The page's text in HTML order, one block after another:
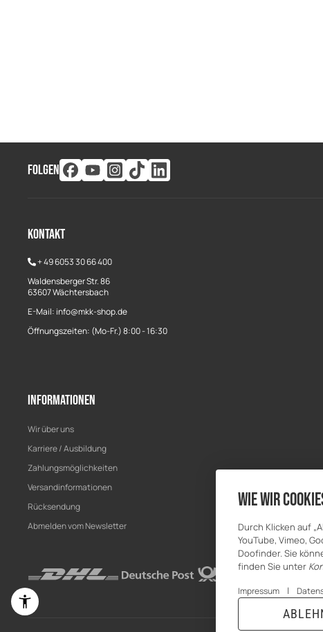
FOLGEN
Kontakt
+49 6053 30 66 400
Waldensberger Str. 86
63607 Wächtersbach
E-Mail: info@mkk-shop.de
Öffnungszeiten: (Mo-Fr.) 8:00 - 16:30
Informationen
Wir über uns
Karriere / Ausbildung
Zahlungsmöglichkeiten
Versandinformationen
Rücksendung
Abmelden vom Newsletter
Wie wir
Durch Klicken auf
YouTube, Vimeo,
Doofinder. Sie
finden Sie unter
Impressum |